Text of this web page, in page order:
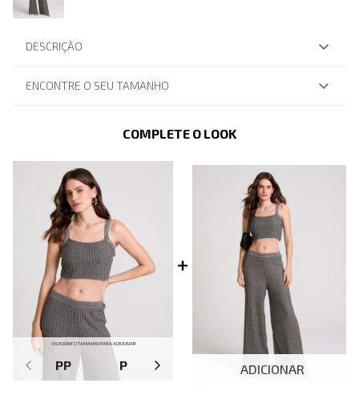
DESCRIÇÃO
ENCONTRE O SEU TAMANHO
COMPLETE O LOOK
SELECIONE O TAMANHO PARA ADICIONAR
PP P G
ADICIONAR